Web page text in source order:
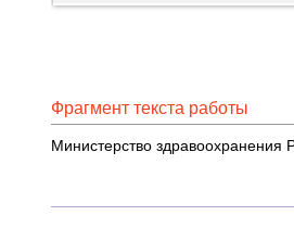
Фрагмент текста работы
Министерство здравоохранения
Министр